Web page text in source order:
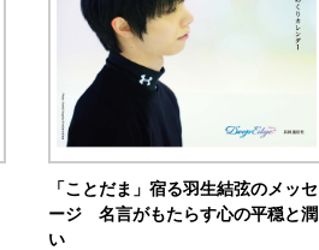
「ことだま」宿る羽生結弦のメッセ
ージ 名言がもたらす心の平穏と潤
い